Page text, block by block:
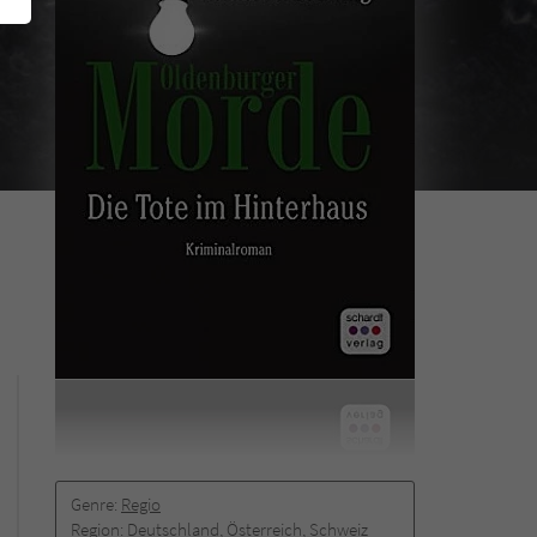
Genre: Regio
Region: Deutschland, Österreich, Schweiz